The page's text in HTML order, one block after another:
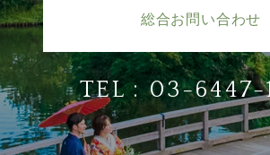
総合お問い合わせ
TEL :03-6447-